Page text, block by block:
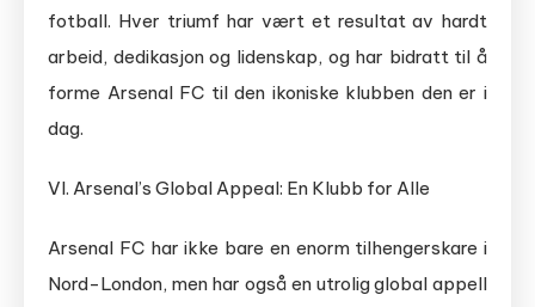
fotball. Hver triumf har vært et resultat av hardt
arbeid, dedikasjon og lidenskap, og har bidratt til å
forme Arsenal FC til den ikoniske klubben den er i
dag.
VI. Arsenal’s Global Appeal: En Klubb for Alle
Arsenal FC har ikke bare en enorm tilhengerskare i
Nord-London, men har også en utrolig global appell